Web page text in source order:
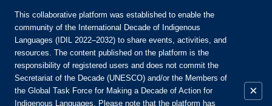
Rejoignez la communauté :
This collaborative platform was established to enable the
community of the International Decade of Indigenous
Languages (IDIL 2022–2032) to share events, activities, and
resources. The content published on the platform is the
responsibility of registered users and does not commit the
Secretariat of the Decade (UNESCO) and/or the Members of
the Global Task Force for Making a Decade of Action for
Indigenous Languages. Please note that the platform has
×